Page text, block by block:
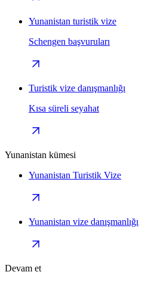
Yunanistan turistik vize
Schengen başvuruları
Turistik vize danışmanlığı
Kısa süreli seyahat
Yunanistan kümesi
Yunanistan Turistik Vize
Yunanistan vize danışmanlığı
Devam et